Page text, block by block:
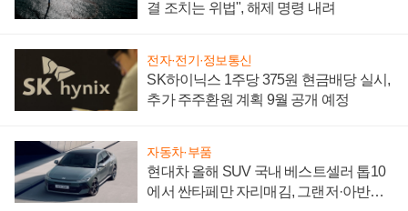
결 조치는 위법", 해제 명령 내려
전자·전기·정보통신
SK하이닉스 1주당 375원 현금배당 실시,
추가 주주환원 계획 9월 공개 예정
자동차·부품
현대차 올해 SUV 국내 베스트셀러 톱10
에서 싼타페만 자리매김, 그랜저·아반떼